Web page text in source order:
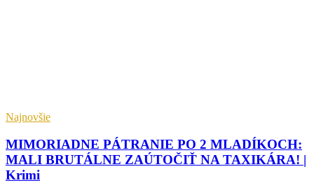
Najnovšie
MIMORIADNE PÁTRANIE PO 2 MLADÍKOCH:
MALI BRUTÁLNE ZAÚTOČIŤ NA TAXIKÁRA! |
Krimi